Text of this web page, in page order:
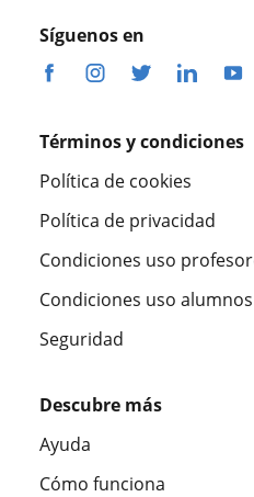
Síguenos en
Términos y condiciones
Política de cookies
Política de privacidad
Condiciones uso
Condiciones uso alumnos
Seguridad
Descubre más
Ayuda
Cómo funciona